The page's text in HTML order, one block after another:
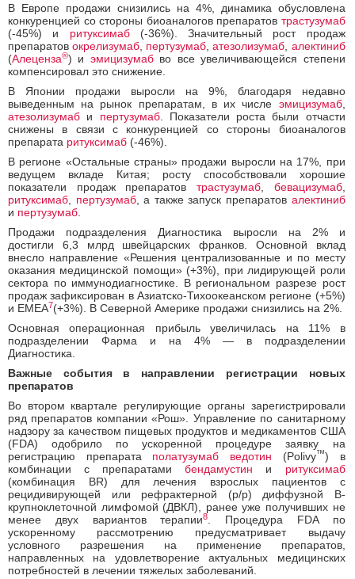
В Европе продажи снизились на 4%, динамика обусловлена
конкуренцией со стороны биоаналогов препаратов трастузумаб
(-45%) и ритуксимаб(-36%). Значительный рост продаж
препаратовокрелизумаб пертузумаб ,атезолизумаб алектиниб
(Алеценза®) и эмицизумабво все увеличивающейся степени
компенсировал это снижение.
В Японии продажи выросли на 9%, благодаря недавно
выведенным на рынок препаратам, в их числе эмицизумаб,
атезолизумаб и пертузумаб. Показатели роста были отчасти
снижены в связи с конкуренцией со стороны биоаналогов
препарата ритуксимаб (-46%).
В регионе «Остальные страны» продажи выросли на 17%, при
ведущем вкладе Китая; росту способствовали хорошие
показатели продаж препаратов трастузумаб, бевацизумаб,
ритуксимаб
пертузумаб, а также запуск препаратов алектиниб
и пертузумаб
Продажи подразделения Диагностика выросли на 2% и
достигли 6,3 млрд швейцарских франков. Основной вклад
внесло направление «Решения централизованные и по месту
оказания медицинской помощи» (+3%), при лидирующей роли
сектора по иммунодиагностике. В региональном разрезе рост
продаж зафиксирован в Азиатско-Тихоокеанском регионе (+5%)
и EMEA7(+3%). В Северной Америке продажи снизились на 2%.
Основная операционная прибыль увеличилась на 11% в
подразделении Фарма и на 4% — в подразделении
Диагностика.
Важные события в направлении регистрации новых
препаратов
Во втором квартале регулирующие органы зарегистрировали
ряд препаратов компании «Рош». Управление по санитарному
надзору за качеством пищевых продуктов и медикаментов США
(FDA) одобрило по ускоренной процедуре заявку на
регистрацию препарата полатузумаб ведотин (Polivy™) в
комбинации с препаратамибендамустин и ритуксимаб
(комбинация BR) для лечения взрослых пациентов с
рецидивирующей или рефрактерной (р/р) диффузной B-
крупноклеточной лимфомой (ДВКЛ), ранее уже получивших не
менее двух вариантов терапии8
. Процедура FDA по
ускоренному рассмотрению предусматривает выдачу
условного разрешения на применение препаратов,
направленных на удовлетворение актуальных медицинских
потребностей в лечении тяжелых заболеваний.